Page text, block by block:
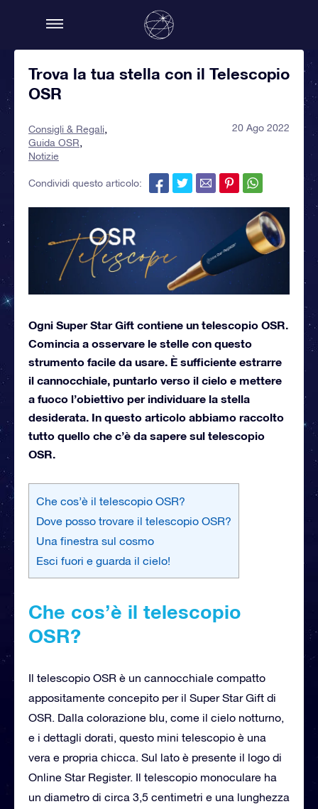
Trova la tua stella con il Telescopio
OSR
Consigli & Regali
Guida OSR
Notizie
20 Ago 2022
Condividi questo articolo:
Ogni Super Star Gift contiene un telescopio OSR.
Comincia a osservare le stelle con questo
strumento facile da usare. È sufficiente estrarre
il cannocchiale, puntarlo verso il cielo e mettere
a fuoco l’obiettivo per individuare la stella
desiderata. In questo articolo abbiamo raccolto
tutto quello che c’è da sapere sul telescopio
OSR.
Che cos’è il telescopio OSR?
Dove posso trovare il telescopio OSR?
Una finestra sul cosmo
Esci fuori e guarda il cielo!
Che cos’è il telescopio
OSR?
Il telescopio OSR è un cannocchiale compatto
appositamente concepito per il Super Star Gift di
OSR. Dalla colorazione blu, come il cielo notturno,
e i dettagli dorati, questo mini telescopio è una
vera e propria chicca. Sul lato è presente il logo di
Online Star Register. Il telescopio monoculare ha
un diametro di circa 3,5 centimetri e una lunghezza